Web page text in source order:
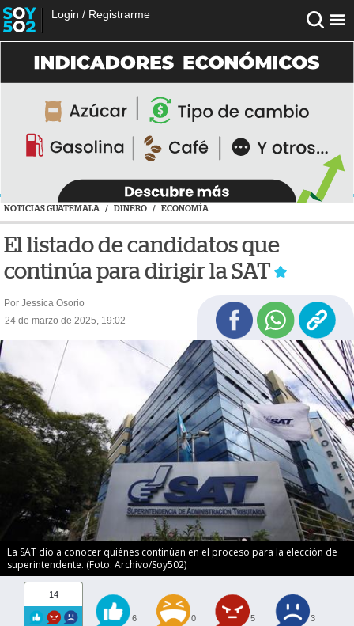
Login / Registrarme
NOTICIAS GUATEMALA / DINERO / ECONOMÍA
El listado de candidatos que
continúa para dirigir la SAT
Por Jessica Osorio
24 de marzo de 2025, 19:02
La SAT dio a conocer quiénes continúan en el proceso para la elección de
superintendente. (Foto: Archivo/Soy502)
14
6 0 5 3